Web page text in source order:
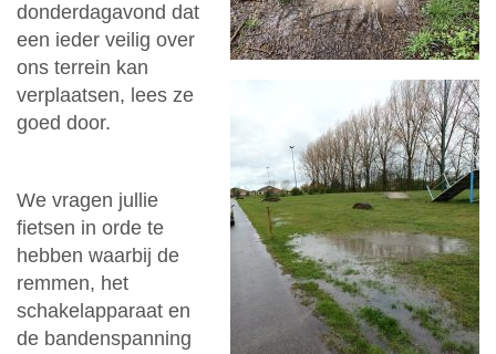
donderdagavond dat
een ieder veilig over
ons terrein kan
verplaatsen, lees ze
goed door.
We vragen jullie
fietsen in orde te
hebben waarbij de
remmen, het
schakelapparaat en
de bandenspanning